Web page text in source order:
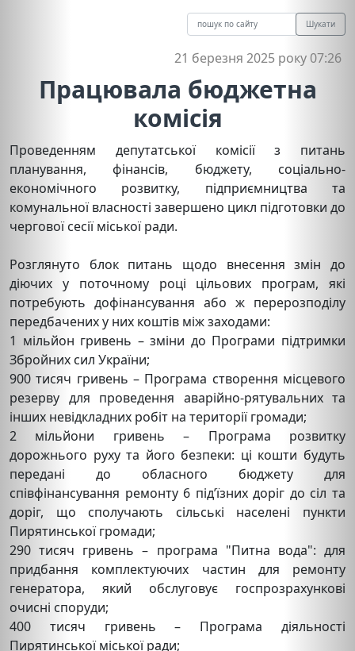
Шукати
21 березня 2025 року 07:26
Працювала бюджетна
комісія
Проведенням депутатської комісії з питань
планування, фінансів, бюджету, соціально-
економічного розвитку, підприємництва та
комунальної власності завершено цикл підготовки до
чергової сесії міської ради.
Розглянуто блок питань щодо внесення змін до
діючих у поточному році цільових програм, які
потребують дофінансування або ж перерозподілу
передбачених у них коштів між заходами:
1 мільйон гривень – зміни до Програми підтримки
Збройних сил України;
900 тисяч гривень – Програма створення місцевого
резерву для проведення аварійно-рятувальних та
інших невідкладних робіт на території громади;
2 мільйони гривень – Програма розвитку
дорожнього руху та його безпеки: ці кошти будуть
передані до обласного бюджету для
співфінансування ремонту 6 під’їзних доріг до сіл та
доріг, що сполучають сільські населені пункти
Пирятинської громади;
290 тисяч гривень – програма "Питна вода": для
придбання комплектуючих частин для ремонту
генератора, який обслуговує госпрозрахункові
очисні споруди;
400 тисяч гривень – Програма діяльності
Пирятинської міської ради;